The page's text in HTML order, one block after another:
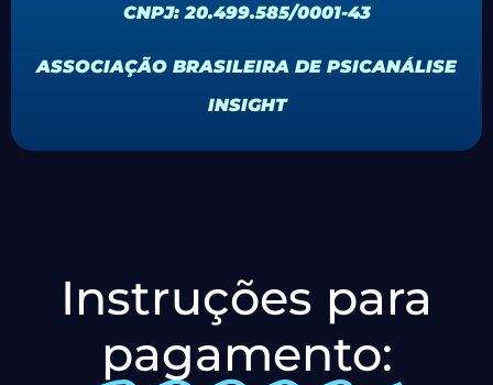
CNPJ: 20.499.585/0001-43
ASSOCIAÇÃO BRASILEIRA DE PSICANÁLISE
INSIGHT
Instruções para
pagamento: